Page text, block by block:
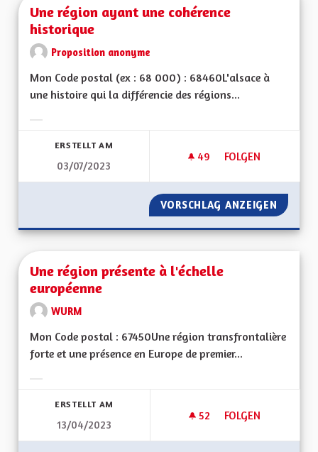
Une région ayant une cohérence
historique
Proposition anonyme
Mon Code postal (ex : 68 000) : 68460L'alsace à
une histoire qui la différencie des régions...
ERSTELLT AM
03/07/2023
49 49 FOLLOWER
FOLGEN
UNE RÉGION
VORSCHLAG ANZEIGEN UNE
Une région présente à l'échelle
européenne
WURM
Mon Code postal : 67450Une région transfrontalière
forte et une présence en Europe de premier...
ERSTELLT AM
13/04/2023
52 52 FOLLOWER
FOLGEN
UNE RÉGION